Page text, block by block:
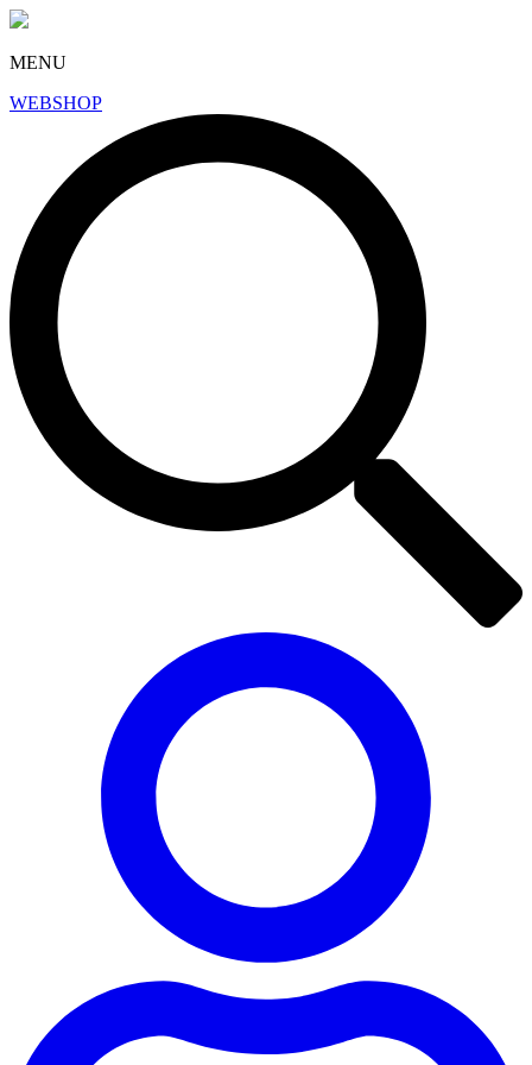
MENU
WEBSHOP